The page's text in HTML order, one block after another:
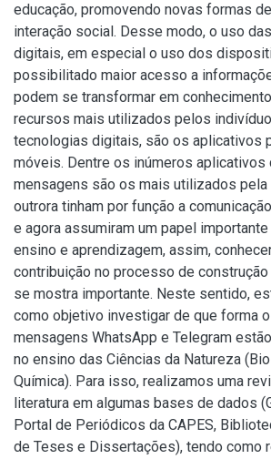
educação, promovendo novas formas
interação social. Desse modo, o uso
digitais, em especial o uso dos
possibilitado maior acesso a
podem se transformar em
recursos mais utilizados pelos
tecnologias digitais, são os aplicativos
móveis. Dentre os inúmeros
mensagens são os mais utilizados pela
outrora tinham por função a
e agora assumiram um papel
ensino e aprendizagem, assim,
contribuição no processo de
se mostra importante. Neste sentido,
como objetivo investigar de que forma
mensagens WhatsApp e Telegram
no ensino das Ciências da Natureza
Química). Para isso, realizamos uma
literatura em algumas bases de dados
Portal de Periódicos da CAPES,
de Teses e Dissertações), tendo como